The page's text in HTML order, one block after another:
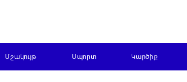
Մշակույթ Սպորտ Կարծիք